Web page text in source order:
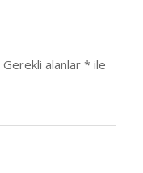
Gerekli alanlar * ile